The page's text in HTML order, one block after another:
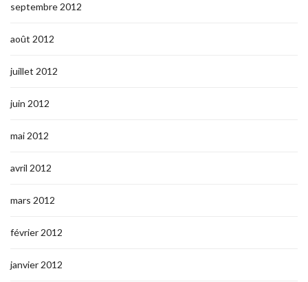
septembre 2012
août 2012
juillet 2012
juin 2012
mai 2012
avril 2012
mars 2012
février 2012
janvier 2012